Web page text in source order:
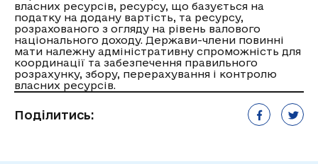
Поділитись:
власних ресурсів, ресурсу, що базується на
податку на додану вартість, та ресурсу,
розрахованого з огляду на рівень валового
національного доходу. Держави-члени повинні
мати належну адміністративну спроможність для
координації та забезпечення правильного
розрахунку, збору, перерахування і контролю
власних ресурсів.